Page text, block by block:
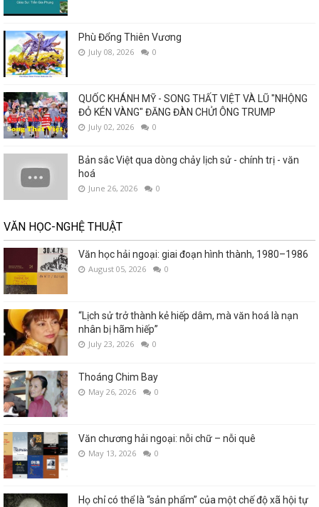
Phù Đổng Thiên Vương
July 08, 2026 0
QUỐC KHÁNH MỸ - SONG THẤT VIỆT VÀ LŨ "NHỘNG
ĐỎ KÉN VÀNG" ĐĂNG ĐÀN CHỬI ÔNG TRUMP
July 02, 2026 0
Bản sắc Việt qua dòng chảy lịch sử - chính trị - văn
hoá
June 26, 2026 0
VĂN HỌC-NGHỆ THUẬT
Văn học hải ngoại: giai đoạn hình thành, 1980–1986
August 05, 2026 0
“Lịch sử trở thành kẻ hiếp dâm, mà văn hoá là nạn
nhân bị hãm hiếp”
July 23, 2026 0
Thoáng Chim Bay
May 26, 2026 0
Văn chương hải ngoại: nỗi chữ – nỗi quê
May 13, 2026 0
Họ chỉ có thể là “sản phẩm” của một chế độ xã hội tự